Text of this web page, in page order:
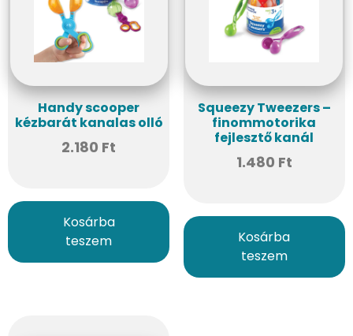
Handy scooper
kézbarát kanalas olló
2.180 Ft
Kosárba
teszem
Squeezy Tweezers –
finommotorika
fejlesztő kanál
1.480 Ft
Kosárba
teszem